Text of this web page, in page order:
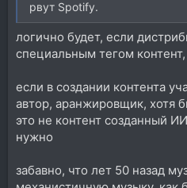
рвут Spotify.
логично будет, если
специальным тегом
если в создании контента
автор, аранжировщик, хотя
это не контент созданный
нужно
забавно, что лет 50 назад